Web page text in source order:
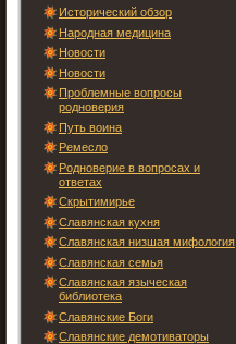
Исторический обзор
Народная медицина
Новости
Новости
Проблемные вопросы
родноверия
Путь воина
Ремесло
Родноверие в вопросах и
ответах
Скрытимирье
Славянская кухня
Славянская низшая мифология
Славянская семья
Славянская языческая
библиотека
Славянские Боги
Славянские демотиваторы